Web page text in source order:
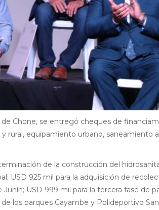
Chone, se entregó cheques de
rural, equipamiento urbano, saneamiento
de la construcción del
USD 925 mil para la adquisición de
USD 999 mil para la tercera fase de
los parques Cayambe y Polideportivo